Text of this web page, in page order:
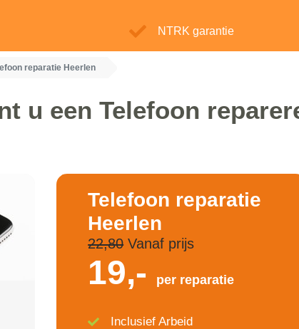
NTRK garantie
reparatie Heerlen
u een Telefoon
Telefoon reparatie
Heerlen
22,80Vanaf prijs
19,- per reparatie
Inclusief Arbeid